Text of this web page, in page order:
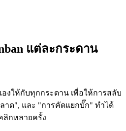
แต่ละกระดาน
งให้กับทุกกระดาน เพื่อให้การสลับ
ลาด", และ "การคัดแยกบั๊ก" ทำได้
ลิกหลายครั้ง